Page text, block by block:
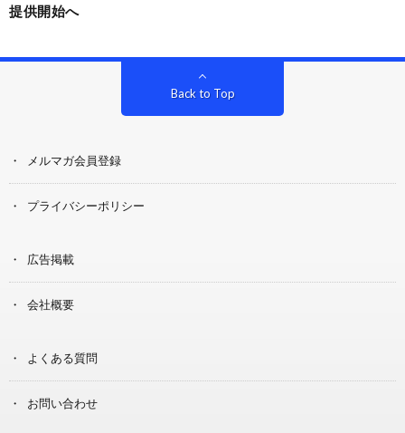
提供開始へ
Back to Top
メルマガ会員登録
プライバシーポリシー
広告掲載
会社概要
よくある質問
お問い合わせ